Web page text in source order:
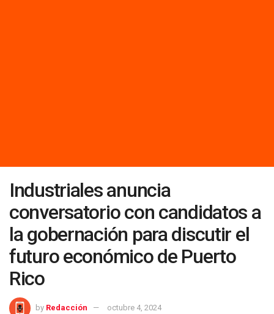
Industriales anuncia
conversatorio con candidatos a
la gobernación para discutir el
futuro económico de Puerto
Rico
by Redacción octubre 4, 2024